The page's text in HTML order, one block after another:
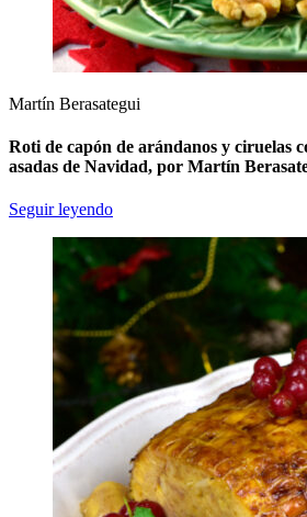
Martín Berasategui
Roti de capón de arándanos y ciruelas
asadas de Navidad, por Martín
Seguir leyendo